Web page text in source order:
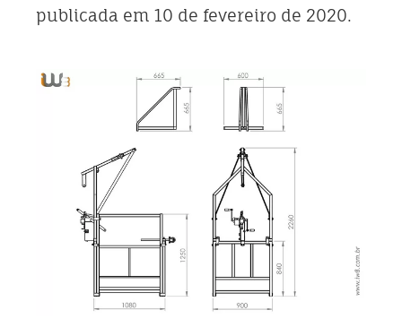
publicada em 10 de fevereiro de 2020.